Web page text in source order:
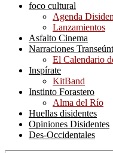
foco cultural
Agenda
Lanzamientos
Asfalto Cinema
Narraciones
El Calendario
Inspírate
KitBand
Instinto Forastero
Alma del Río
Huellas disidentes
Opiniones Disidentes
Des-Occidentales